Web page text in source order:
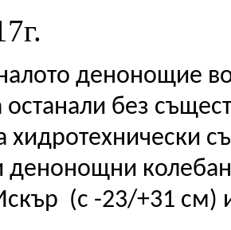
денонощие
останали без
хидротехнически
денонощни
(с -23/+31 см)